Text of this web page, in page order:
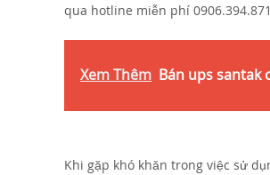
qua hotline miễn phí
Xem Thêm Bán ups santak
Khi gặp khó khăn trong việc sử